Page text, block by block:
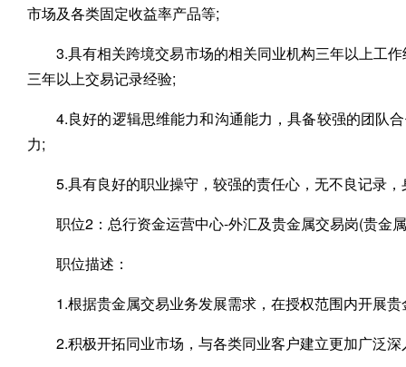
市场及各类固定收益率产品等;
3.具有相关跨境交易市场的相关同业机构三年以上工
三年以上交易记录经验;
4.良好的逻辑思维能力和沟通能力，具备较强的团队
力;
5.具有良好的职业操守，较强的责任心，无不良记录
职位2：总行资金运营中心-外汇及贵金属交易岗(贵金
职位描述：
1.根据贵金属交易业务发展需求，在授权范围内开展
2.积极开拓同业市场，与各类同业客户建立更加广泛